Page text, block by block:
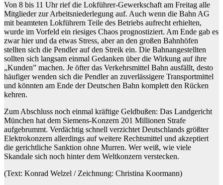
Von 8 bis 11 Uhr rief die Lokführer-Gewerkschaft am Freitag alle
Mitglieder zur Arbeitsniederlegung auf. Auch wenn die Bahn AG
mit beamteten Lokführern Teile des Betriebs aufrecht erhielten,
wurde im Vorfeld ein riesiges Chaos prognostiziert. Am Ende gab es
zwar hier und da etwas Stress, aber an den großen Bahnhöfen
stellten sich die Pendler auf den Streik ein. Die Bahnangestellten
sollten sich langsam einmal Gedanken über die Wirkung auf ihre
„Kunden” machen. Je öfter das Verkehrsmittel Bahn ausfällt, desto
häufiger wenden sich die Pendler an zuverlässigere Transportmittel
und könnten am Ende der Deutschen Bahn komplett den Rücken
kehren.
Zum Abschluss noch einmal kräftige Geldbußen: Das Landgericht
München hat dem Siemens-Konzern 201 Millionen Strafe
aufgebrummt. Verdächtig schnell verzichtet Deutschlands größter
Elektrokonzern allerdings auf weitere Rechtsmittel und akzeptiert
die gerichtliche Sanktion ohne Murren. Wer weiß, wie viele
Skandale sich noch hinter dem Weltkonzern verstecken.
(Text: Konrad Welzel / Zeichnung: Christina Koormann)